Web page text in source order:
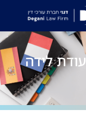
לידה